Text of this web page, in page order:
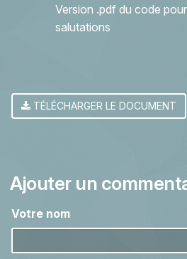
Version .pdf du code
salutations
TÉLÉCHARGER LE DOCUMENT
Ajouter un
Votre nom